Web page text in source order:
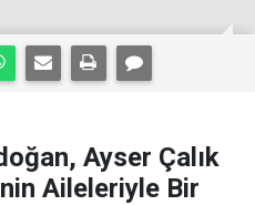
Ayser Çalık
Aileleriyle Bir